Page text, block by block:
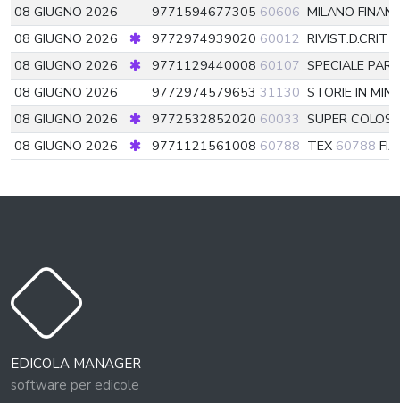
08 GIUGNO 2026
9771594677305 60606 MILANO
08 GIUGNO 2026
9772974939020 60012
08 GIUGNO 2026
9771129440008 60107 SPECIALE
08 GIUGNO 2026
9772974579653 31130 STORIE IN
08 GIUGNO 2026
9772532852020 60033 SUPER
08 GIUGNO 2026
9771121561008 60788 TEX 60788
EDICOLA MANAGER
software per edicole